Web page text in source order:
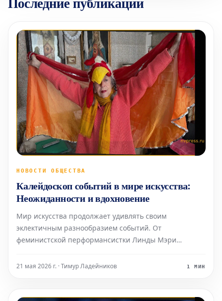
НОВОСТИ ОБЩЕСТВА
Калейдоскоп событий в мире искусства:
Неожиданности и вдохновение
Мир искусства продолжает удивлять своим
эклектичным разнообразием событий. От
феминистской перформансистки Линды Мэри
Томас в своем доме на севере штата Нью-Йорк в
21 мая 2026 г. · Тимур Ладейников 1 МИН